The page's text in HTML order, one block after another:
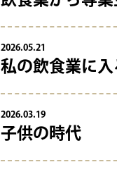
2026.05.21
私の飲食業に
2026.03.19
子供の時代